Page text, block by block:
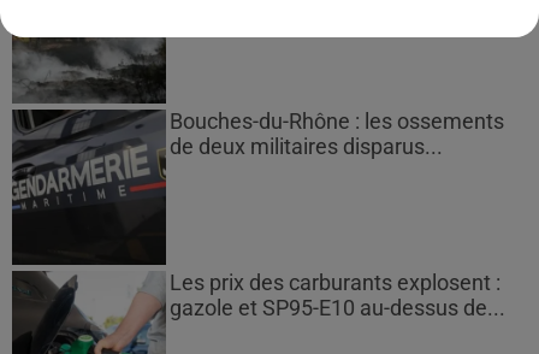
Bouches-du-Rhône : les ossements
de deux militaires disparus...
Les prix des carburants explosent :
gazole et SP95-E10 au-dessus de...